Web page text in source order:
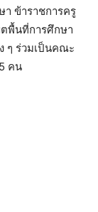
า ข้าราชการครู
ตพื้นที่การศึกษา
ๆ ร่วมเป็นคณะ
คน